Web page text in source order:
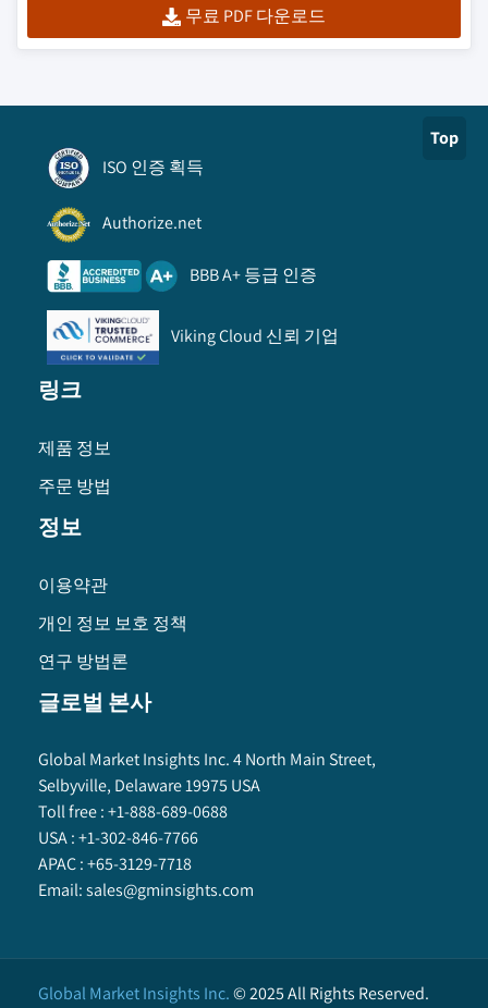
무료 PDF 다운로드
Top
ISO 인증 획득
Authorize.net
BBB A+ 등급 인증
Viking Cloud 신뢰 기업
링크
제품 정보
주문 방법
정보
이용약관
개인 정보 보호 정책
연구 방법론
글로벌 본사
Global Market Insights Inc. 4 North Main Street,
Selbyville, Delaware 19975 USA
Toll free :+1-888-689-0688
USA :+1-302-846-7766
APAC :+65-3129-7718
Email:sales@gminsights.com
Global Market Insights Inc.©2025All Rights Reserved.